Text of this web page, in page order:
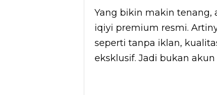
Yang bikin makin tenang,
iqiyi premium resmi.
seperti tanpa iklan,
eksklusif. Jadi bukan